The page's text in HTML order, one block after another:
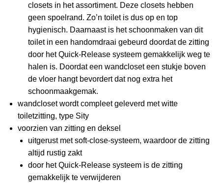
closets in het assortiment. Deze closets hebben
geen spoelrand. Zo’n toilet is dus op en top
hygienisch. Daarnaast is het schoonmaken van dit
toilet in een handomdraai gebeurd doordat de zitting
door het Quick-Release systeem gemakkelijk weg te
halen is. Doordat een wandcloset een stukje boven
de vloer hangt bevordert dat nog extra het
schoonmaakgemak.
wandcloset wordt compleet geleverd met witte
toiletzitting, type Sity
voorzien van zitting en deksel
uitgerust met soft-close-systeem, waardoor de zitting
altijd rustig zakt
door het Quick-Release systeem is de zitting
gemakkelijk te verwijderen